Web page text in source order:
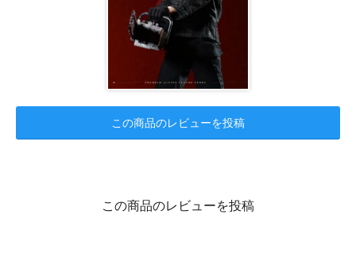
この商品のレビューを投稿
この商品のレビューを投稿